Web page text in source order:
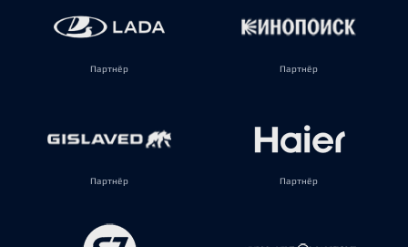
Партнёр Партнёр
Партнёр Партнёр